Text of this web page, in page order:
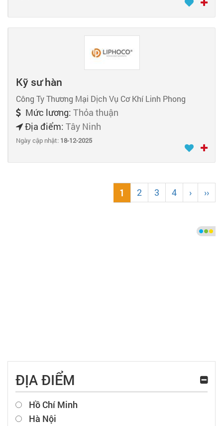
Kỹ sư hàn
Công Ty Thương Mại Dịch Vụ Cơ Khí Linh Phong
Mức lương: Thỏa thuận
Địa điểm: Tây Ninh
Ngày cập nhật: 18-12-2025
1 2 3 4 › ››
ĐỊA ĐIỂM
Hồ Chí Minh
Hà Nội